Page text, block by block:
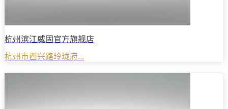
杭州滨江威固官方旗舰店
杭州市西兴路玲珑府...